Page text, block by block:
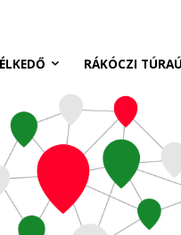
RÁKÓCZI